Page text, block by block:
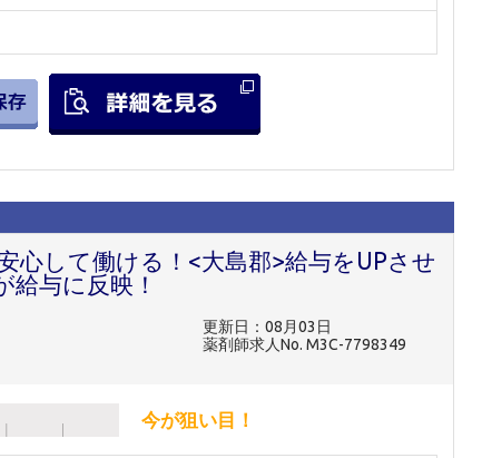
心して働ける！<大島郡>給与をUPさせ
与に反映！
更新日：08月03日
薬剤師求人No. M3C-7798349
今が狙い目！